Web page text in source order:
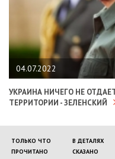
04.07.2022
УКРАИНА НИЧЕГО НЕ
ТЕРРИТОРИИ - ЗЕЛЕНСКИЙ
ТОЛЬКО ЧТО В ДЕТАЛЯХ
ПРОЧИТАНО
СКАЗАНО